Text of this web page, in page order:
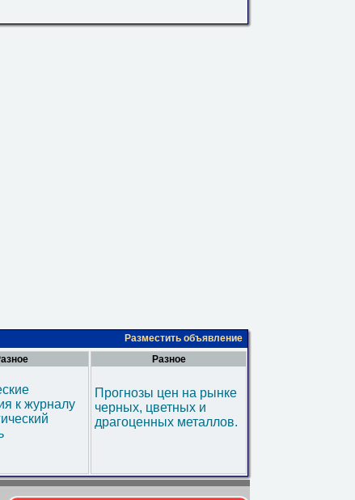
Разместить объявление
к журналу
Разное
Прогнозы цен на рынке
черных, цветных и
драгоценных металлов.